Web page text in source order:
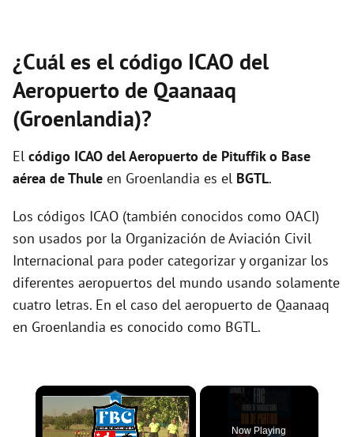
¿Cuál es el código ICAO del
Aeropuerto de Qaanaaq
(Groenlandia)?
El código ICAO delAeropuerto de Pituffik o Base
aérea de Thule en Groenlandia es el BGTL.
Los códigos ICAO (también conocidos como OACI)
son usados por la Organización de Aviación Civil
Internacional para poder categorizar y organizar los
diferentes aeropuertos del mundo usando solamente
cuatro letras. En el caso del aeropuerto de Qaanaaq
en Groenlandia es conocido como BGTL.
×
Now Playing